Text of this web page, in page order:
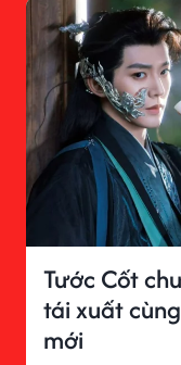
Tước Cốt
tái xuất
mới